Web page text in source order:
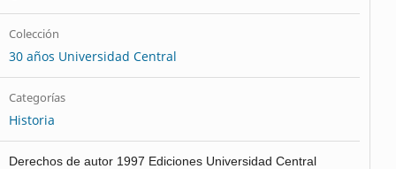
Colección
30 años Universidad Central
Categorías
Historia
Derechos de autor 1997 Ediciones Universidad Central